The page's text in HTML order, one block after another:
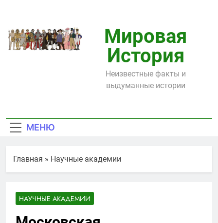
содержимому
Мировая
История
Неизвестные факты и
выдуманные истории
МЕНЮ
Главная » Научные академии
НАУЧНЫЕ АКАДЕМИИ